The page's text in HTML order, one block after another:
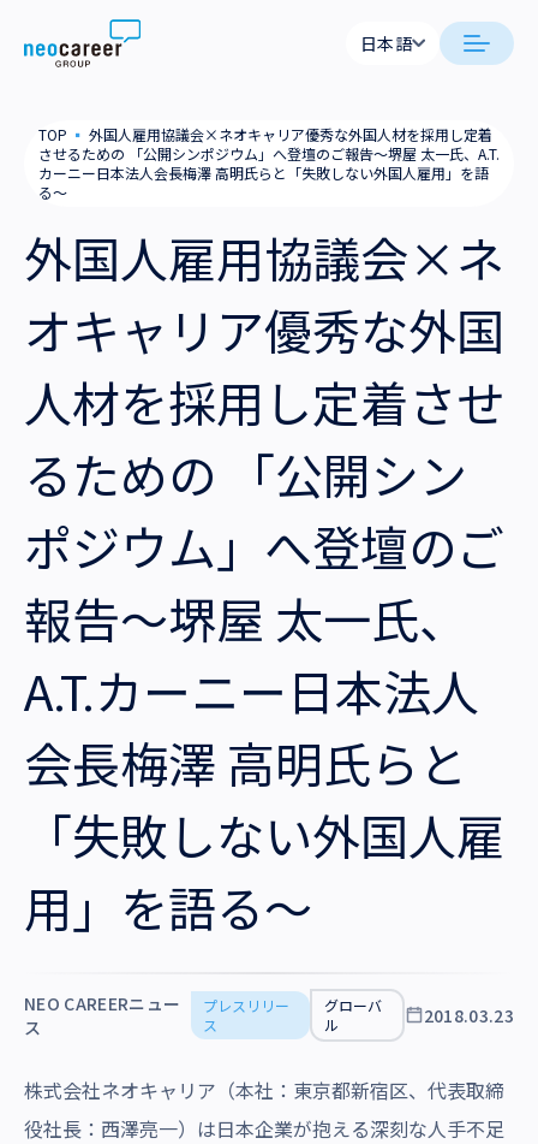
Skip to content
日本語
English
neocareer について
代表メッセージ
私たちの考え方
事業内容
採用支援
就労支援
企業情報
会社概要
役員一覧
グループ会社
沿革・受賞歴
ニュース
サステナビリティ
採用情報
日本語
English
TOP ▪ 外国人雇用協議会×ネオキャリア優秀な外国人材を採用し定着
させるための 「公開シンポジウム」へ登壇のご報告～堺屋 太一氏、A.T.
カーニー日本法人会長梅澤 高明氏らと「失敗しない外国人雇用」を語
る～
外国人雇用協議会×ネ
オキャリア優秀な外国
人材を採用し定着させ
るための 「公開シン
ポジウム」へ登壇のご
報告～堺屋 太一氏、
A.T.カーニー日本法人
会長梅澤 高明氏らと
「失敗しない外国人雇
用」を語る～
NEO CAREERニュー
ス
プレスリリー
ス
グローバ
ル
2018.03.23
株式会社ネオキャリア（本社：東京都新宿区、代表取締
役社長：西澤亮一）は日本企業が抱える深刻な人手不足